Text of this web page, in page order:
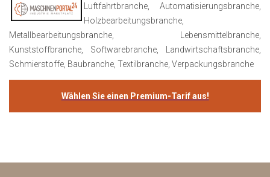
Luftfahrtbranche, Automatisierungsbranche,
Holzbearbeitungsbranche,
Metallbearbeitungsbranche, Lebensmittelbranche,
Kunststoffbranche, Softwarebranche, Landwirtschaftsbranche,
Schmierstoffe, Baubranche, Textilbranche, Verpackungsbranche
Wählen Sie einen Premium-Tarif aus!